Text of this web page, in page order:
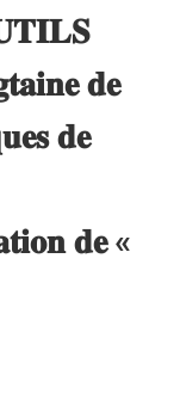
𝐝𝐞
𝐝𝐞
𝐝𝐞 «